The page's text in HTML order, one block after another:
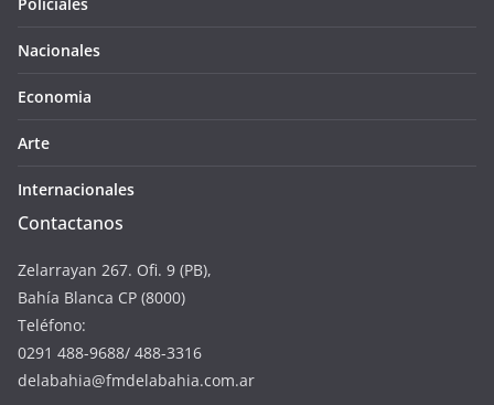
Nacionales
Economia
Arte
Internacionales
Contactanos
Zelarrayan 267. Ofi. 9 (PB),
Bahía Blanca CP (8000)
Teléfono:
0291 488-9688/ 488-3316
delabahia@fmdelabahia.com.ar